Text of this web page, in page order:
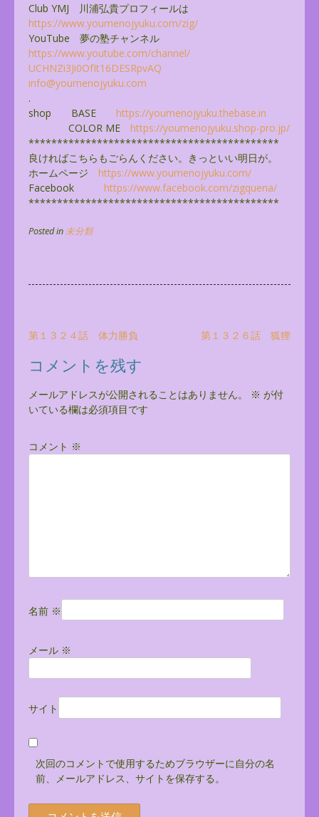
Club YMJ 川浦弘貴プロフィールは
https://www.youmenojyuku.com/zig/
YouTube 夢の塾チャンネル
https://www.youtube.com/channel/
UCHNZi3Ji0OfIt16DESRpvAQ
info@youmenojyuku.com
.
shop BASE https://youmenojyuku.thebase.in
COLOR ME https://youmenojyuku.shop-pro.jp/
********************************************
良ければこちらもごらんください。きっといい明日が。
ホームページ https://www.youmenojyuku.com/
Facebook https://www.facebook.com/zigquena/
********************************************
Posted in未分類
投
稿
ナ
ビ
ゲ
ー
シ
第１３２４話 体力勝負 第１３２６話 狐狸
コメントを残す
メールアドレスが公開されることはありません。 ※ が付
いている欄は必須項目です
コメント ※
名前 ※
メール ※
サイト
次回のコメントで使用するためブラウザーに自分の名
前、メールアドレス、サイトを保存する。